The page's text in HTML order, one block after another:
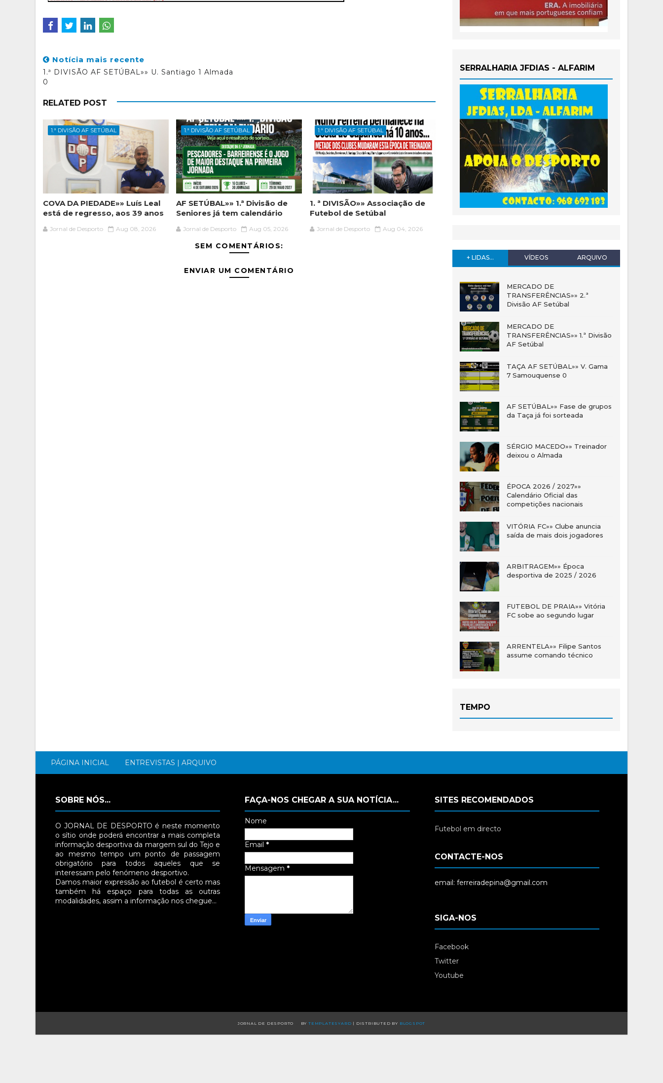
Notícia mais recente
1.ª DIVISÃO AF SETÚBAL»» U. Santiago 1 Almada
0
RELATED POST
1.ª DIVISÃO AF SETÚBAL
COVA DA PIEDADE»» Luís Leal
está de regresso, aos 39 anos
Jornal de Desporto Aug 08, 2026
1.ª DIVISÃO AF SETÚBAL
AF SETÚBAL»» 1.ª Divisão de
Seniores já tem calendário
Jornal de Desporto Aug 05, 2026
1.ª DIVISÃO AF SETÚBAL
1. ª DIVISÃO»» Associação de
Futebol de Setúbal
Jornal de Desporto Aug 04, 2026
SEM COMENTÁRIOS:
ENVIAR UM COMENTÁRIO
SERRALHARIA JFDIAS - ALFARIM
+ LIDAS... VÍDEOS ARQUIVO
MERCADO DE
TRANSFERÊNCIAS»» 2.ª
Divisão AF Setúbal
MERCADO DE
TRANSFERÊNCIAS»» 1.ª Divisão
AF Setúbal
TAÇA AF SETÚBAL»» V. Gama
7 Samouquense 0
AF SETÚBAL»» Fase de grupos
da Taça já foi sorteada
SÉRGIO MACEDO»» Treinador
deixou o Almada
ÉPOCA 2026 / 2027»»
Calendário Oficial das
competições nacionais
VITÓRIA FC»» Clube anuncia
saída de mais dois jogadores
ARBITRAGEM»» Época
desportiva de 2025 / 2026
FUTEBOL DE PRAIA»» Vitória
FC sobe ao segundo lugar
ARRENTELA»» Filipe Santos
assume comando técnico
TEMPO
PÁGINA INICIAL ENTREVISTAS | ARQUIVO
SOBRE NÓS...
O JORNAL DE DESPORTO é neste momento
o sítio onde poderá encontrar a mais completa
informação desportiva da margem sul do Tejo e
ao mesmo tempo um ponto de passagem
obrigatório para todos aqueles que se
interessam pelo fenómeno desportivo.
Damos maior expressão ao futebol é certo mas
também há espaço para todas as outras
modalidades, assim a informação nos chegue…
FAÇA-NOS CHEGAR A SUA NOTÍCIA...
Nome
Email *
Mensagem *
SITES RECOMENDADOS
Futebol em directo
CONTACTE-NOS
email: ferreiradepina@gmail.com
SIGA-NOS
Facebook
Twitter
Youtube
JORNAL DE DESPORTO BY TEMPLATESYARD | DISTRIBUTED BY BLOGSPOT